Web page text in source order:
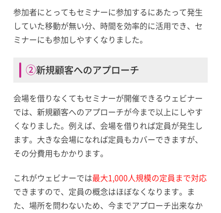
参加者にとってもセミナーに参加するにあたって発生
していた移動が無い分、時間を効率的に活用でき、セ
ミナーにも参加しやすくなりました。
②新規顧客へのアプローチ
会場を借りなくてもセミナーが開催できるウェビナー
では、新規顧客へのアプローチが今まで以上にしやす
くなりました。例えば、会場を借りれば定員が発生し
ます。大きな会場になれば定員もカバーできますが、
その分費用もかかります。
これがウェビナーでは最大1,000人規模の定員まで対応
できますので、定員の概念はほぼなくなります。ま
た、場所を問わないため、今までアプローチ出来なか